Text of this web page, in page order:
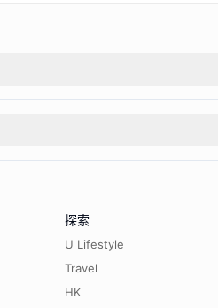
探索
U Lifestyle
Travel
HK